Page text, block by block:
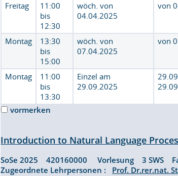
Freitag
11:00
bis
12:30
wöch. von
04.04.2025
von
Montag
13:30
bis
15:00
wöch. von
07.04.2025
von
Montag
11:00
bis
13:30
Einzel am
29.09.2025
vormerken
Introduction to Natural Language
SoSe 2025 420160000 Vorlesung 3 SWS
Zugeordnete Lehrpersonen : Prof. Dr.rer.nat.